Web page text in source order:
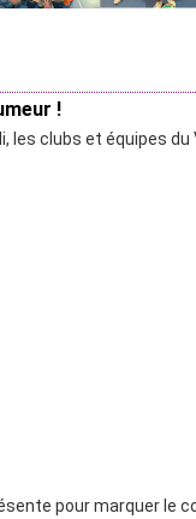
!
les clubs et équipes
pour marquer le